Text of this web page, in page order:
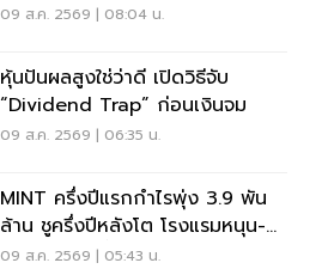
09 ส.ค. 2569 | 08:04 น.
หุ้นปันผลสูงใช่ว่าดี เปิดวิธีจับ
“Dividend Trap” ก่อนเงินจม
09 ส.ค. 2569 | 06:35 น.
MINT ครึ่งปีแรกกำไรพุ่ง 3.9 พัน
ล้าน ชูครึ่งปีหลังโต โรงแรมหนุน-
ลุยลดภาระหนี้
09 ส.ค. 2569 | 05:43 น.